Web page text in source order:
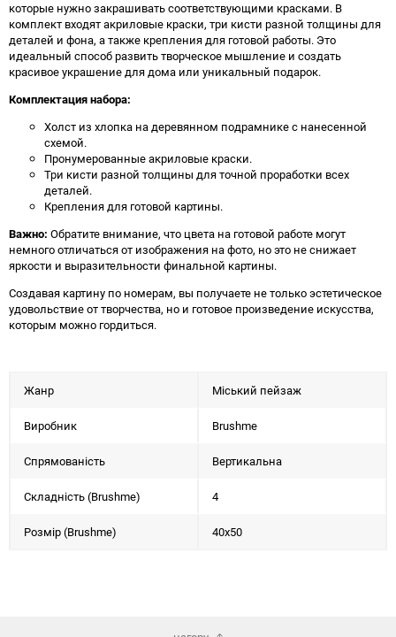
которые нужно закрашивать соответствующими красками. В
комплект входят акриловые краски, три кисти разной толщины для
деталей и фона, а также крепления для готовой работы. Это
идеальный способ развить творческое мышление и создать
красивое украшение для дома или уникальный подарок.
Комплектация набора:
Холст из хлопка на деревянном подрамнике с нанесенной
схемой.
Пронумерованные акриловые краски.
Три кисти разной толщины для точной проработки всех
деталей.
Крепления для готовой картины.
Важно: Обратите внимание, что цвета на готовой работе могут
немного отличаться от изображения на фото, но это не снижает
яркости и выразительности финальной картины.
Создавая картину по номерам, вы получаете не только эстетическое
удовольствие от творчества, но и готовое произведение искусства,
которым можно гордиться.
Жанр Міський пейзаж
Виробник Brushme
Спрямованість Вертикальна
Складність (Brushme) 4
Розмір (Brushme) 40x50